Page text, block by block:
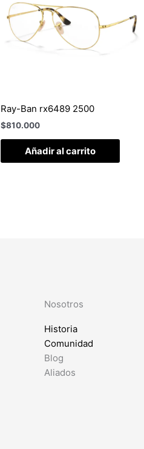
Ray-Ban rx6489 2500
$810.000
Añadir al carrito
Nosotros
Historia
Comunidad
Blog
Aliados